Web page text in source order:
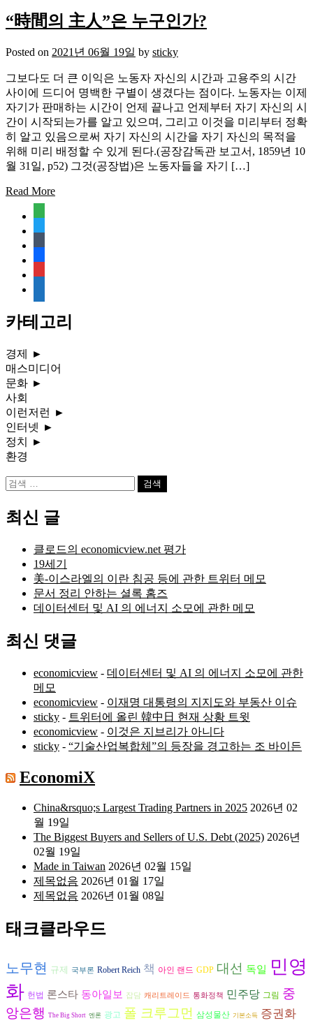
“時間의 主人”은 누구인가?
Posted on 2021년 06월 19일 by sticky
그보다도 더 큰 이익은 노동자 자신의 시간과 고용주의 시간
사이에 드디어 명백한 구별이 생겼다는 점이다. 노동자는 이제
자기가 판매하는 시간이 언제 끝나고 언제부터 자기 자신의 시
간이 시작되는가를 알고 있으며, 그리고 이것을 미리부터 정확
히 알고 있음으로써 자기 자신의 시간을 자기 자신의 목적을
위해 미리 배정할 수 있게 된다.(공장감독관 보고서, 1859년 10
월 31일, p52) 그것(공장법)은 노동자들을 자기 […]
Read More
document
카테고리
경제
►
매스미디어
문화 ►
사회
이런저런
►
인터넷 ►
정치
►
환경
검
최신 글
클로드의 economicview.net 평가
19세기
美-이스라엘의 이란 침공 등에 관한 트위터 메모
문서 정리 안하는 셜록 홈즈
데이터센터 및 AI 의 에너지 소모에 관한 메모
최신 댓글
economicview - 데이터센터 및 AI 의 에너지 소모에 관한
메모
economicview - 이재명 대통령의 지지도와 부동산 이슈
sticky - 트위터에 올린 韓中日 현재 상황 트윗
economicview - 이것은 지브리가 아니다
sticky - “기술산업복합체”의 등장을 경고하는 조 바이든
EconomiX
China&rsquo;s Largest Trading Partners in 2025 2026년 02
월 19일
The Biggest Buyers and Sellers of U.S. Debt (2025) 2026년
02월 19일
Made in Taiwan 2026년 02월 15일
제목없음 2026년 01월 17일
제목없음 2026년 01월 08일
태크클라우드
노무현 규제 국부론 Robert Reich 책 아인 랜드 GDP 대선 독일 민영
화 헌법 론스타 동아일보 잡담 캐리트레이드 통화정책 민주당 그림 중
앙은행 The Big Short 엔론 광고 폴 크루그먼 삼성물산 기본소득 증권화